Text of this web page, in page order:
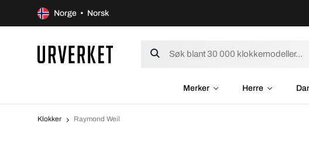
Norge • Norsk
Merker Herre
Klokker Raymond Weil